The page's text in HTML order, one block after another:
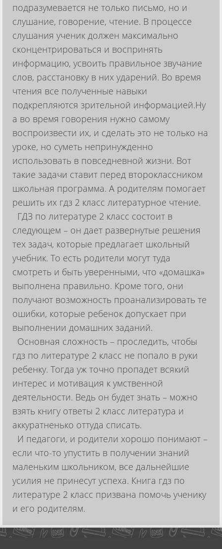
подразумевается не только письмо, но и
слушание, говорение, чтение. В процессе
слушания ученик должен максимально
сконцентрироваться и воспринять
информацию, усвоить правильное звучание
слов, расстановку в них ударений. Во время
чтения все полученные навыки
подкрепляются зрительной информацией.Ну
а во время говорения нужно самому
воспроизвести их, и сделать это не только на
уроке, но суметь непринужденно
использовать в повседневной жизни. Вот
такие задачи ставит перед второклассником
школьная программа. А родителям помогает
решить их гдз 2 класс литературное чтение.
ГДЗ по литературе 2 класс состоит в
следующем – он дает развернутые решения
тех задач, которые предлагает школьный
учебник. То есть родители могут туда
смотреть и быть уверенными, что «домашка»
выполнена правильно. Кроме того, они
получают возможность проанализировать те
ошибки, которые ребенок допускает при
выполнении домашних заданий.
Основная сложность – проследить, чтобы
гдз по литературе 2 класс не попало в руки
ребенку. Тогда уж точно пропадет всякий
интерес и мотивация к умственной
деятельности. Ведь он будет знать – можно
взять книгу ответы 2 класс литература и
аккуратненько оттуда списать.
И педагоги, и родители хорошо понимают –
если что-то упустить в получении знаний
маленьким школьником, все дальнейшие
усилия не принесут успеха. Книга гдз по
литературе 2 класс призвана помочь ученику
и его родителям.